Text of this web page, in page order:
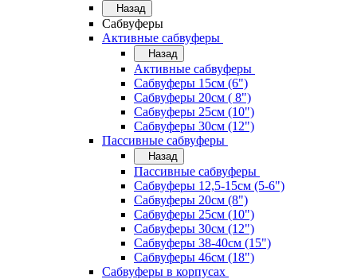
Назад
Сабвуферы
Активные сабвуферы
Назад
Активные сабвуферы
Сабвуферы 15см (6")
Сабвуферы 20см ( 8")
Сабвуферы 25см (10")
Сабвуферы 30см (12")
Пассивные сабвуферы
Назад
Пассивные сабвуферы
Сабвуферы 12,5-15см (5-6")
Сабвуферы 20см (8")
Сабвуферы 25см (10")
Сабвуферы 30см (12")
Сабвуферы 38-40см (15")
Сабвуферы 46см (18")
Сабвуферы в корпусах